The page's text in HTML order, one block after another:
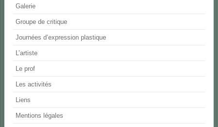
Galerie
Groupe de critique
Journées d’expression plastique
L’artiste
Le prof
Les activités
Liens
Mentions légales